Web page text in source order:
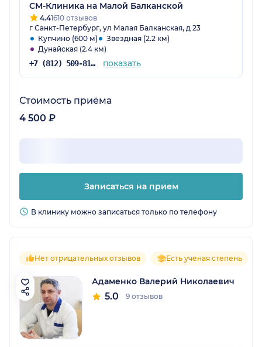
СМ-Клиника на Малой Балканской
4.41610 отзывов
г Санкт-Петербург, ул Малая Балканская, д 23
Купчино (600 м)
Звездная (2.2 км)
Дунайская (2.4 км)
+7 (812) 509-81-68 показать
Стоимость приёма
4 500 ₽
Записаться на прием
В клинику можно записаться только по телефону
Нет отрицательных отзывов Есть ученая степень
Адаменко Валерий Николаевич
5.0 9 отзывов